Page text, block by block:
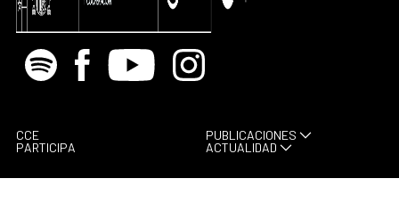
Spotify Facebook
Youtube Instagram
CCE
PARTICIPA
PUBLICACIONES
ACTUALIDAD